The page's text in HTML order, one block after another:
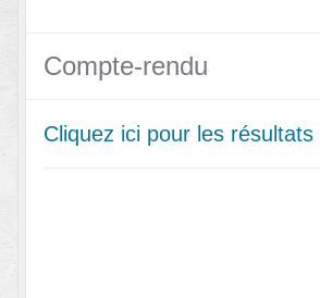
Compte-rendu
Cliquez ici pour les